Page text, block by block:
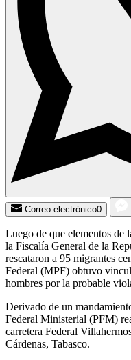
Correo electrónico0
Luego de que elementos
la Fiscalía General de la
rescataron a 95 migrantes
Federal (MPF) obtuvo
hombres por la probable
Derivado de un
Federal Ministerial (PFM)
carretera Federal
Cárdenas, Tabasco.